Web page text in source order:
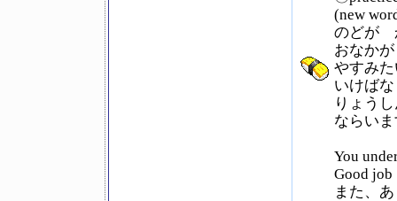
(new
のどが
おなか
やすみ
いけばな
りょう
ならい
You
Good job
また、